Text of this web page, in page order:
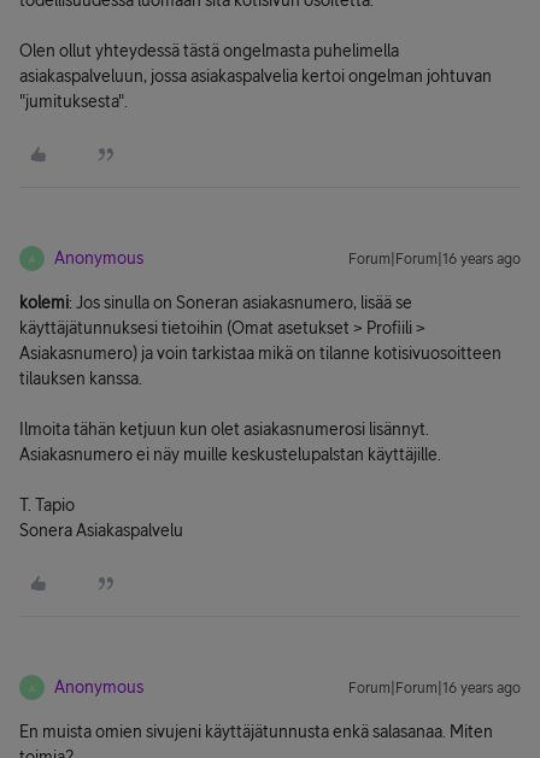
Olen ollut yhteydessä tästä ongelmasta puhelimella
asiakaspalveluun, jossa asiakaspalvelia kertoi ongelman johtuvan
"jumituksesta".
A Anonymous Forum|Forum|16 years ago
kolemi: Jos sinulla on Soneran asiakasnumero, lisää se
käyttäjätunnuksesi tietoihin (Omat asetukset > Profiili >
Asiakasnumero) ja voin tarkistaa mikä on tilanne kotisivuosoitteen
tilauksen kanssa.
Ilmoita tähän ketjuun kun olet asiakasnumerosi lisännyt.
Asiakasnumero ei näy muille keskustelupalstan käyttäjille.
T. Tapio
Sonera Asiakaspalvelu
A Anonymous Forum|Forum|16 years ago
En muista omien sivujeni käyttäjätunnusta enkä salasanaa. Miten